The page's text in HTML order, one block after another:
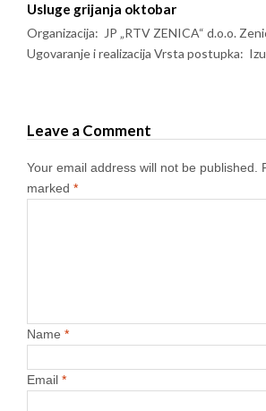
Usluge grijanja oktobar
Organizacija: JP „RTV ZENICA“ d.o.o.
Ugovaranje i realizacija Vrsta postupka:
Leave a Comment
Your email address will not be published.
marked *
Name *
Email *